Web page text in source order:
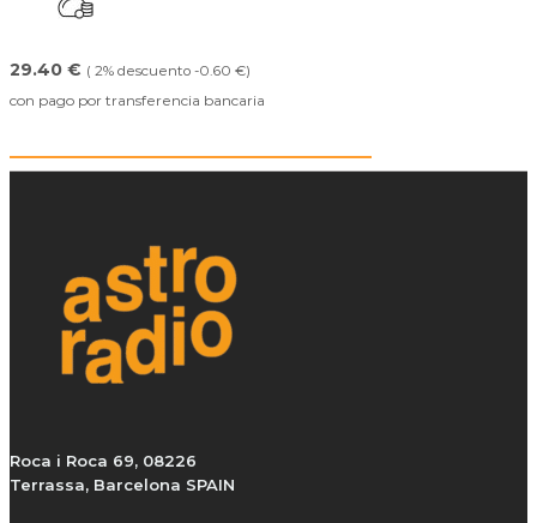
29.40 € ( 2% descuento -0.60 €)
con pago por transferencia bancaria
Roca i Roca 69, 08226
Terrassa, Barcelona SPAIN